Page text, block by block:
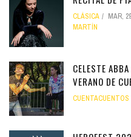
CLÁSICA MAR,
MARTÍN
CELESTE
VERANO DE
CUENTACUENTOS